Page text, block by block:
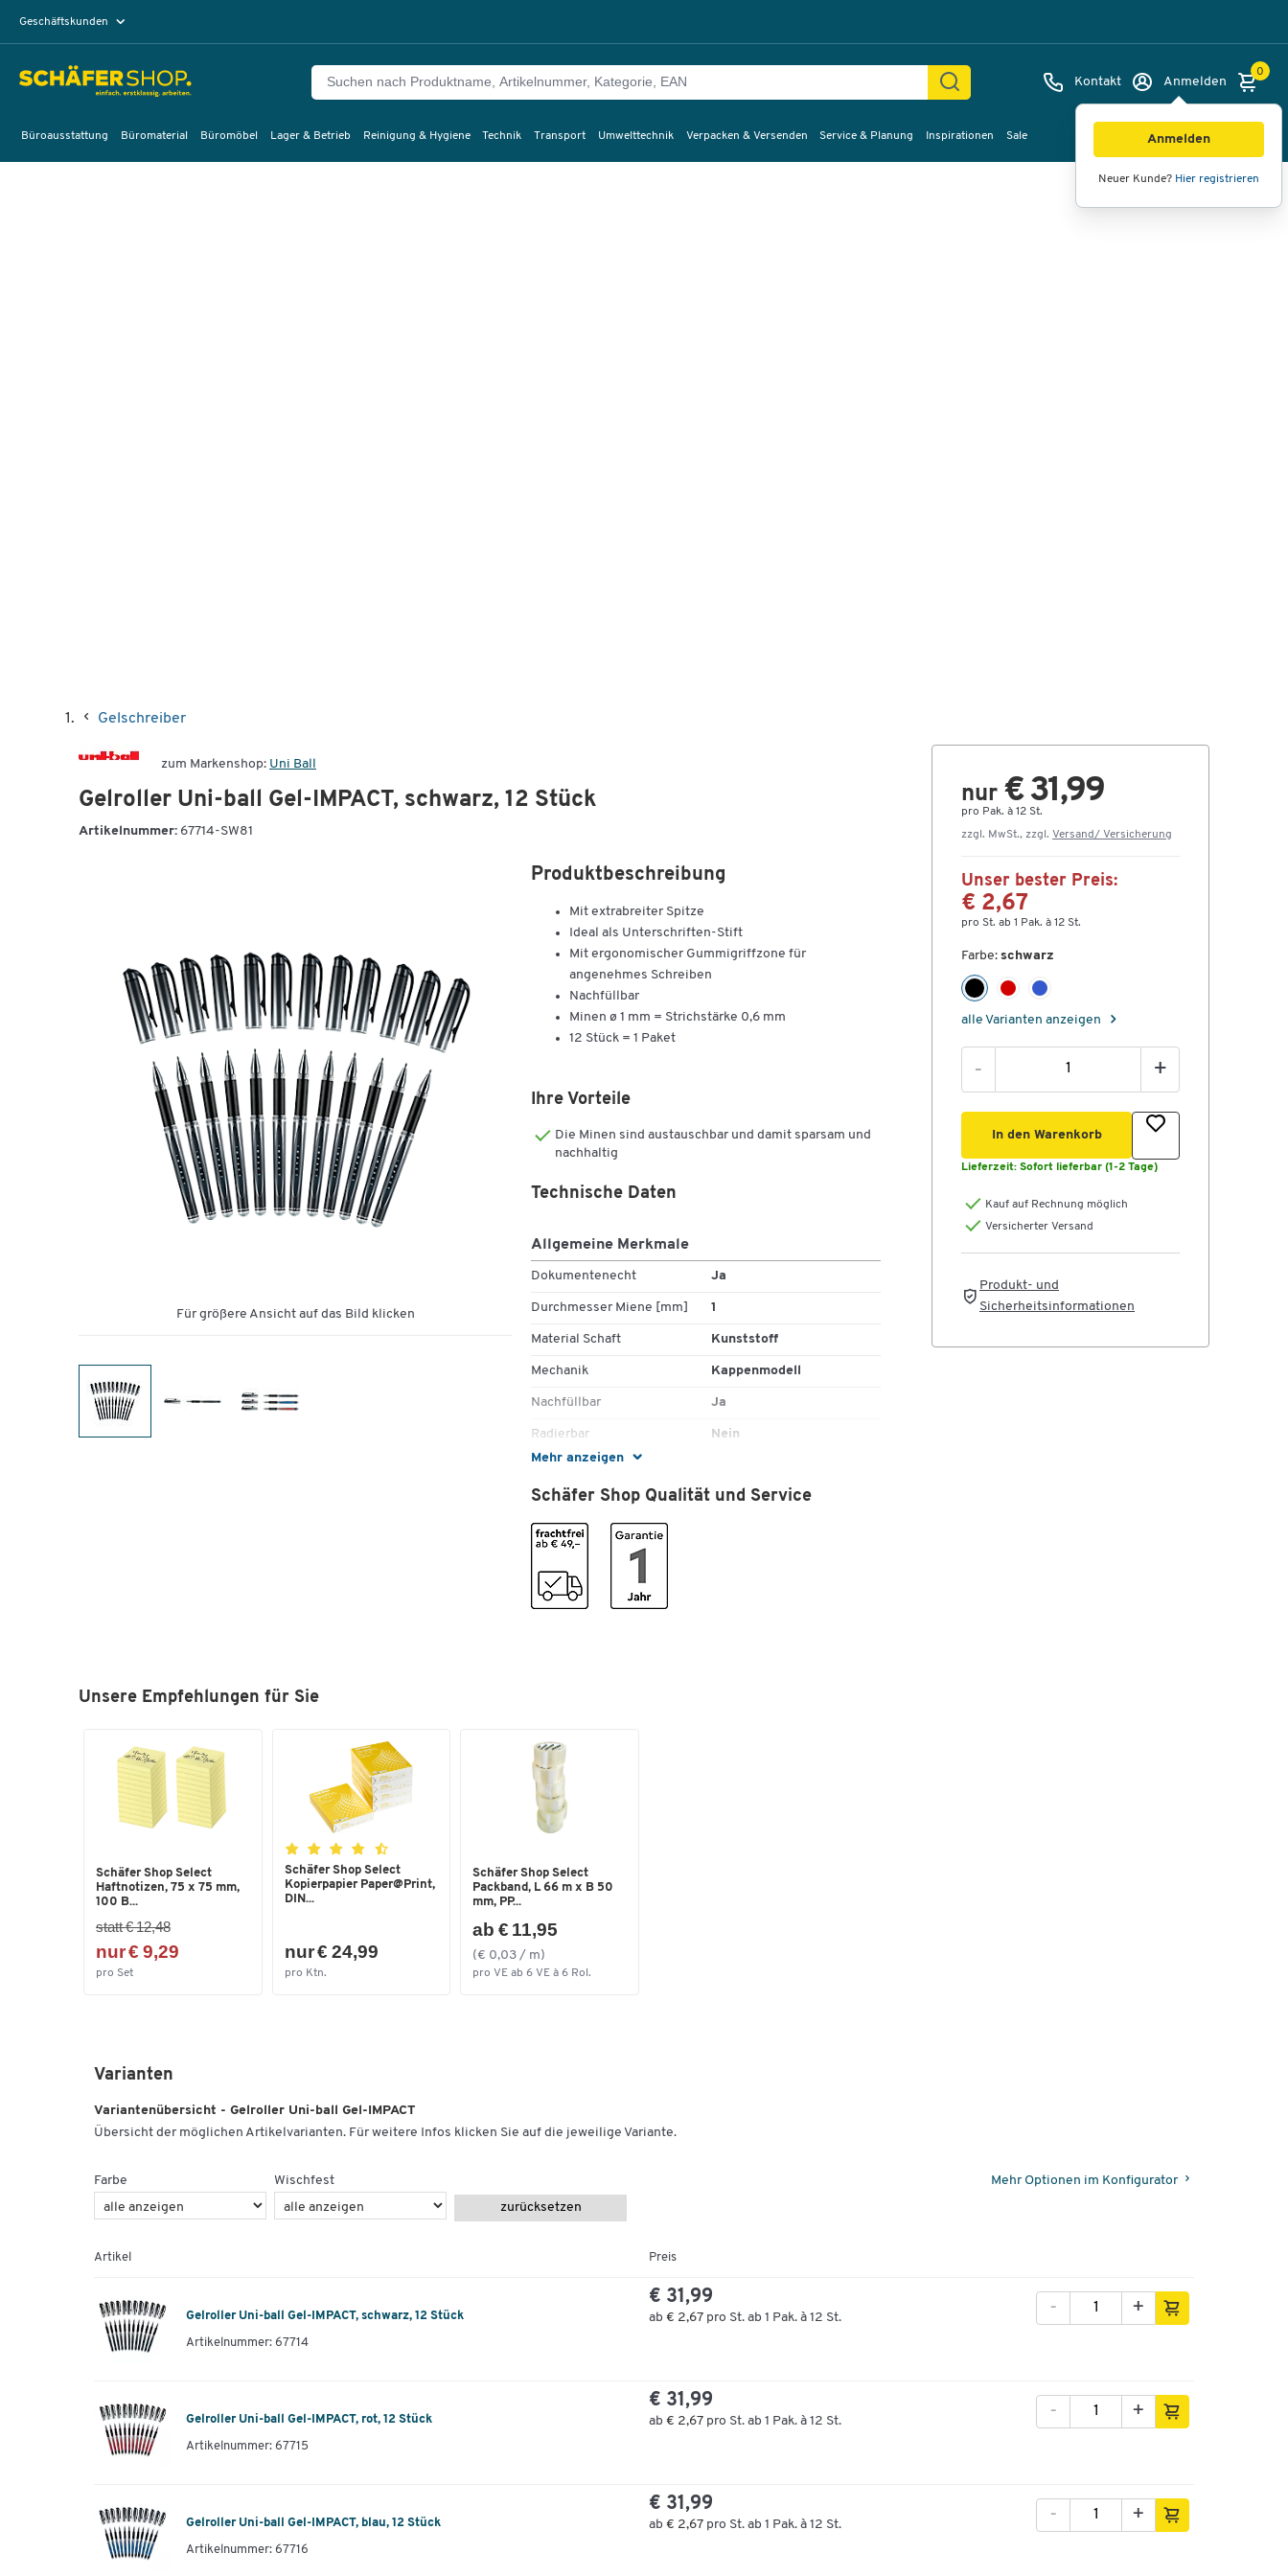
Geschäftskunden
Kontakt Anmelden
Anmelden
Neuer Kunde? Hier registrieren
0
Büroausstattung Büromaterial Büromöbel Lager & Betrieb Reinigung & Hygiene Technik Transport Umwelttechnik Verpacken & Versenden Service & Planung Inspirationen Sale
Gelschreiber
zum Markenshop: Uni Ball
Gelroller Uni-ball Gel-IMPACT, schwarz, 12 Stück
Artikelnummer: 67714-SW81
Für größere Ansicht auf das Bild klicken
Produktbeschreibung
Mit extrabreiter Spitze
Ideal als Unterschriften-Stift
Mit ergonomischer Gummigriffzone für
angenehmes Schreiben
Nachfüllbar
Minen ø 1 mm = Strichstärke 0,6 mm
12 Stück = 1 Paket
Ihre Vorteile
Die Minen sind austauschbar und damit sparsam und
nachhaltig
Mehr anzeigen
Technische Daten
Allgemeine Merkmale
Dokumentenecht Ja
Durchmesser Miene [mm] 1
Material Schaft Kunststoff
Mechanik Kappenmodell
Nachfüllbar Ja
Radierbar Nein
Rutschfester Griff
Schnell trocknend Ja
Strichstärke
Wasserfest
Maße
Format (DIN)
Schäfer Shop Qualität und Service
nur € 31,99
pro Pak. à 12 St.
zzgl. MwSt., zzgl. Versand/ Versicherung
Unser bester Preis:
€ 2,67
pro St. ab 1 Pak. à 12 St.
Farbe: schwarz
alle Varianten anzeigen
- +
In den Warenkorb
Lieferzeit: Sofort lieferbar (1-2 Tage)
Kauf auf Rechnung möglich
Versicherter Versand
Produkt- und
Sicherheitsinformationen
Unsere Empfehlungen für Sie
Schäfer Shop Select
Haftnotizen, 75 x 75 mm,
100 B...
statt € 12,48
nur € 9,29
pro Set
Schäfer Shop Select
Kopierpapier Paper@Print,
DIN...
nur € 24,99
pro Ktn.
Schäfer Shop Select
Packband, L 66 m x B 50
mm, PP...
ab € 11,95
(€ 0,03 / m)
pro VE ab 6 VE à 6 Rol.
Varianten
Variantenübersicht - Gelroller Uni-ball Gel-IMPACT
Übersicht der möglichen Artikelvarianten. Für weitere Infos klicken Sie auf die jeweilige Variante.
Farbe
Wischfest
zurücksetzen
Mehr Optionen im Konfigurator
Artikel Preis
Gelroller Uni-ball Gel-IMPACT, schwarz, 12 Stück
Artikelnummer: 67714
€ 31,99
ab € 2,67 pro St. ab 1 Pak. à 12 St.
+
-
Gelroller Uni-ball Gel-IMPACT, rot, 12 Stück
Artikelnummer: 67715
€ 31,99
ab € 2,67 pro St. ab 1 Pak. à 12 St.
+
-
Gelroller Uni-ball Gel-IMPACT, blau, 12 Stück
Artikelnummer: 67716
€ 31,99
ab € 2,67 pro St. ab 1 Pak. à 12 St.
+
-
Bilder Videos 360°-Ansicht